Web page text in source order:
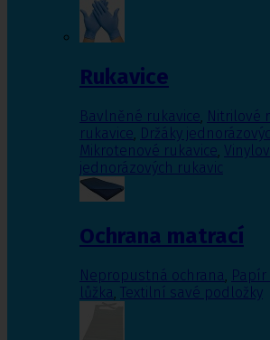
Rukavice
Bavlněné rukavice, Nitrilové
rukavice, Držáky
Mikrotenové rukavice,
jednorázových rukavic
Ochrana matrací
Nepropustná ochrana,
lůžka, Textilní savé podložky